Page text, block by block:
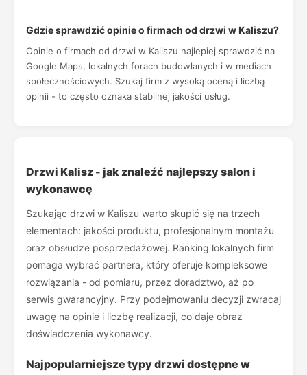
Gdzie sprawdzić opinie o firmach od drzwi w Kaliszu?
Opinie o firmach od drzwi w Kaliszu najlepiej sprawdzić na
Google Maps, lokalnych forach budowlanych i w mediach
społecznościowych. Szukaj firm z wysoką oceną i liczbą
opinii - to często oznaka stabilnej jakości usług.
Drzwi Kalisz - jak znaleźć najlepszy salon i
wykonawcę
Szukając drzwi w Kaliszu warto skupić się na trzech
elementach: jakości produktu, profesjonalnym montażu
oraz obsłudze posprzedażowej. Ranking lokalnych firm
pomaga wybrać partnera, który oferuje kompleksowe
rozwiązania - od pomiaru, przez doradztwo, aż po
serwis gwarancyjny. Przy podejmowaniu decyzji zwracaj
uwagę na opinie i liczbę realizacji, co daje obraz
doświadczenia wykonawcy.
Najpopularniejsze typy drzwi dostępne w